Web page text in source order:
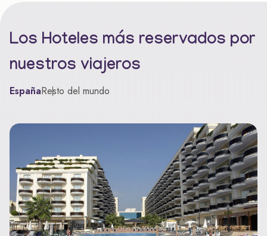
Los Hoteles más reservados por
nuestros viajeros
EspañaResto del mundo